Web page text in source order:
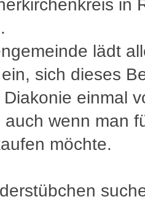
in
lädt
sich dieses
einmal
wenn man
möchte.